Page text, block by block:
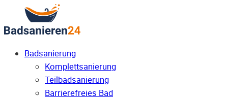
Badsanierung
Komplettsanierung
Teilbadsanierung
Barrierefreies Bad